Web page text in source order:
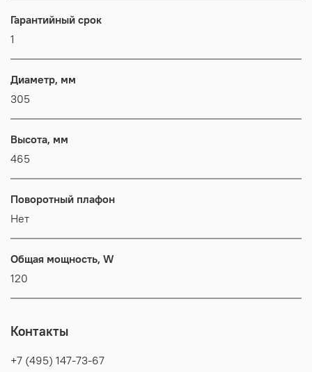
Гарантийный срок
1
Диаметр, мм
305
Высота, мм
465
Поворотный плафон
Нет
Общая мощность, W
120
Контакты
+7 (495) 147-73-67